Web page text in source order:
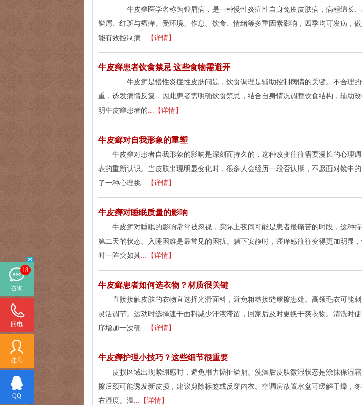
牛皮癣医学名称为银屑病，是一种慢性炎症性自身免疫皮肤病，病程绵长、
鳞屑、红斑与瘙痒。受环境、作息、饮食、情绪等多重因素影响，四季均可发病，
能有效控制病...【详情】
牛皮癣患者饮食禁忌 这些食物需避开
牛皮癣是慢性炎症性皮肤问题，饮食调理是辅助控制病情的关键。不合理的
重，诱发病情反复，因此患者需明确饮食禁忌，结合自身情况调整饮食结构，辅助
明牛皮癣患者的...【详情】
牛皮癣对自我形象的重塑
牛皮癣对患者自我形象的影响是深刻而持久的，这种改变往往需要漫长的心理
表的重新认识。当皮肤出现明显变化时，很多人会经历一段否认期，不愿面对镜中
了一种心理挑...【详情】
牛皮癣对睡眠质量的影响
牛皮癣对睡眠的影响常常被忽视，实际上夜间可能是患者最痛苦的时段，这种
第二天的状态。入睡困难是最常见的困扰。躺下安静时，瘙痒感往往变得更加明显
时一阵突如其...【详情】
牛皮癣患者如何选衣物？材质很关键
直接接触皮肤的衣物宜选择光滑面料，避免粗糙接缝摩擦患处。高领毛衣可能
灵活调节。运动时选择速干面料减少汗液滞留，回家后及时更换干爽衣物。清洗时
序增加一次确...【详情】
牛皮癣护理小技巧？这些细节很重要
皮损区域出现紧绷感时，避免用力撕扯鳞屑。洗澡后皮肤微湿状态是涂抹保湿
擦后颈可能诱发新皮损，建议剪除标签或反穿内衣。空调房放置水盆可缓解干燥，
右湿度。温...【详情】
18
咨询
回电
挂号
QQ